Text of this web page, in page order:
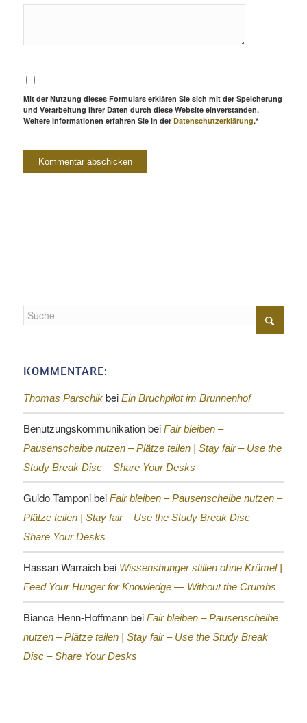
Mit der Nutzung dieses Formulars erklären Sie sich mit der Speicherung
und Verarbeitung Ihrer Daten durch diese Website einverstanden.
Weitere Informationen erfahren Sie in der Datenschutzerklärung.*
KOMMENTARE:
Thomas Parschikbei Ein Bruchpilot im Brunnenhof
Benutzungskommunikationbei Fair bleiben –
Pausenscheibe nutzen – Plätze teilen | Stay fair – Use the
Study Break Disc – Share Your Desks
Guido Tamponibei Fair bleiben – Pausenscheibe nutzen –
Plätze teilen | Stay fair – Use the Study Break Disc –
Share Your Desks
Hassan Warraichbei Wissenshunger stillen ohne Krümel |
Feed Your Hunger for Knowledge — Without the Crumbs
Bianca Henn-Hoffmannbei Fair bleiben – Pausenscheibe
nutzen – Plätze teilen | Stay fair – Use the Study Break
Disc – Share Your Desks